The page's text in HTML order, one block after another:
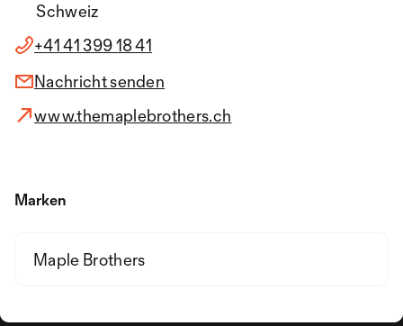
Schweiz
+41 41 399 18 41
Nachricht senden
www.themaplebrothers.ch
Marken
Maple Brothers